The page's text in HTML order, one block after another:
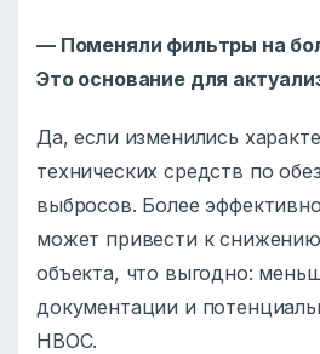
— Поменяли фильтры на
Это основание для
Да, если изменились
технических средств по
выбросов. Более
может привести к
объекта, что выгодно:
документации и
НВОС.